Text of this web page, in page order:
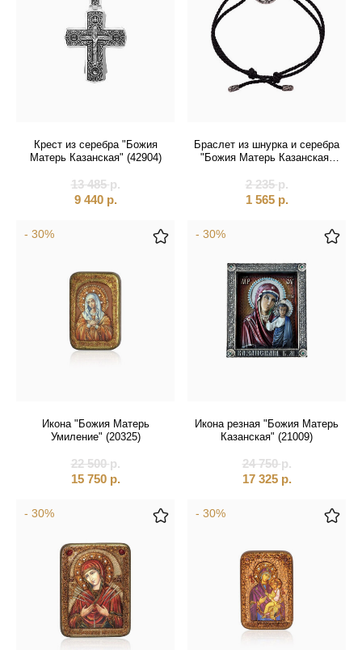
Крест из серебра "Божия
Матерь Казанская" (42904)
13 485р.
9 440 р.
Браслет из шнурка и серебра
"Божия Матерь Казанская"
2 235р.
1 565 р.
- 30%
Икона "Божия Матерь
Умиление" (20325)
22 500р.
15 750 р.
- 30%
Икона резная "Божия Матерь
Казанская" (21009)
24 750р.
17 325 р.
- 30% - 30%